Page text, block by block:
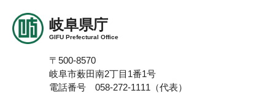
岐阜県庁
GIFU Prefectural Office
〒500-8570
岐阜市薮田南2丁目1番1号
電話番号 058-272-1111（代表）